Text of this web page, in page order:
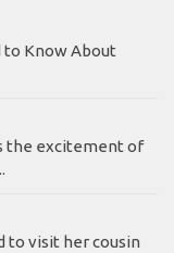
to Know About
the excitement of
to visit her cousin